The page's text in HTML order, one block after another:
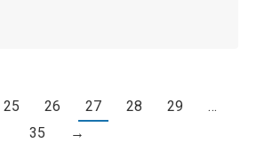
25 26 27 28 29
…
35
→